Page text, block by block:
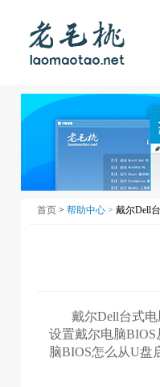
首页 > 帮助中心 > 戴尔Dell
戴尔Dell台式电
设置戴尔电脑
脑BIOS怎么从U盘